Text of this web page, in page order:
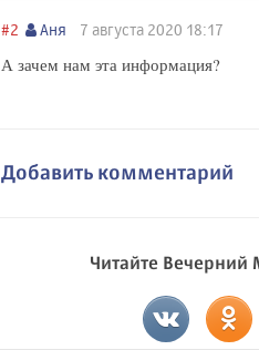
#2 Аня 7 августа 2020 18:17
А зачем нам эта информация?
Добавить комментарий
Читайте Вечерний